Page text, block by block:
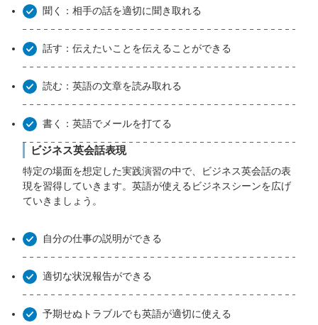
聞く：相手の話を適切に聞き取れる
話す：伝えたいことを伝えることができる
読む：英語の文章を読み取れる
書く：英語でメールを打てる
ビジネス英会話表現
特定の場面を想定した実践演習の中で、ビジネス英会話の表
現を習得していきます。英語が使えるビジネスシーンを広げ
ていきましょう。
自分の仕事の説明ができる
適切な状況報告ができる
予期せぬトラブルでも英語が適切に使える